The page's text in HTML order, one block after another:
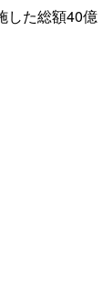
した総額40億